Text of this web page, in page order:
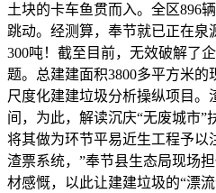
土块的卡车鱼贯而入。全区896
跳动。经测算，奉节就已正在泉
300吨！截至目前，无效破解了
题。总建建面积3800多平方米
尺度化建建垃圾分析操纵项目。
间，为此，解读沉庆“无废城市”
将其做为环节平易近生工程予以
渣票系统，”奉节县生态局现场
材感慨，以此让建建垃圾的“漂